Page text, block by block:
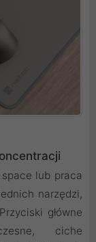
lub praca
narzędzi,
główne
ciche